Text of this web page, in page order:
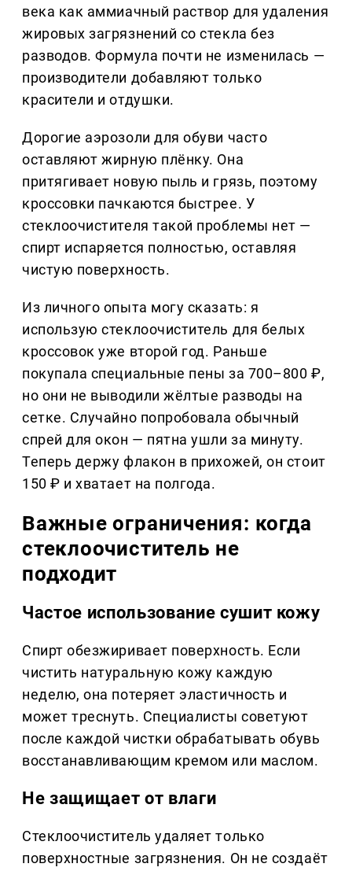
века как аммиачный раствор для удаления
жировых загрязнений со стекла без
разводов. Формула почти не изменилась —
производители добавляют только
красители и отдушки.
Дорогие аэрозоли для обуви часто
оставляют жирную плёнку. Она
притягивает новую пыль и грязь, поэтому
кроссовки пачкаются быстрее. У
стеклоочистителя такой проблемы нет —
спирт испаряется полностью, оставляя
чистую поверхность.
Из личного опыта могу сказать: я
использую стеклоочиститель для белых
кроссовок уже второй год. Раньше
покупала специальные пены за 700–800 ₽,
но они не выводили жёлтые разводы на
сетке. Случайно попробовала обычный
спрей для окон — пятна ушли за минуту.
Теперь держу флакон в прихожей, он стоит
150 ₽ и хватает на полгода.
Важные ограничения: когда
стеклоочиститель не
подходит
Частое использование сушит кожу
Спирт обезжиривает поверхность. Если
чистить натуральную кожу каждую
неделю, она потеряет эластичность и
может треснуть. Специалисты советуют
после каждой чистки обрабатывать обувь
восстанавливающим кремом или маслом.
Не защищает от влаги
Стеклоочиститель удаляет только
поверхностные загрязнения. Он не создаёт